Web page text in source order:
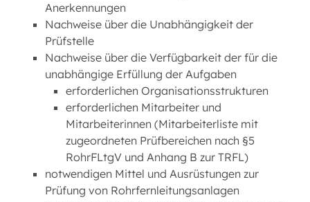
Anerkennungen
Nachweise über die Unabhängigkeit der
Prüfstelle
Nachweise über die Verfügbarkeit der für die
unabhängige Erfüllung der Aufgaben
erforderlichen Organisationsstrukturen
erforderlichen Mitarbeiter und
Mitarbeiterinnen (Mitarbeiterliste mit
zugeordneten Prüfbereichen nach §5
RohrFLtgV und Anhang B zur TRFL)
notwendigen Mittel und Ausrüstungen zur
Prüfung von Rohrfernleitungsanlagen